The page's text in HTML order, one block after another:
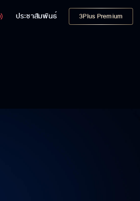
ประชาสัมพันธ์ 3Plus Premium